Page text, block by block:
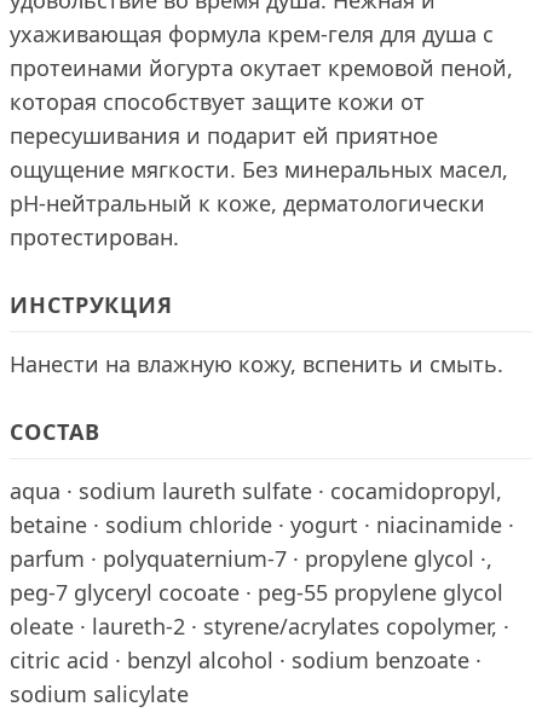
ухаживающая формула крем-геля для душа с
протеинами йогурта окутает кремовой пеной,
которая способствует защите кожи от
пересушивания и подарит ей приятное
ощущение мягкости. Без минеральных масел,
pH-нейтральный к коже, дерматологически
протестирован.
ИНСТРУКЦИЯ
Нанести на влажную кожу, вспенить и смыть.
СОСТАВ
aqua · sodium laureth sulfate · cocamidopropyl,
betaine · sodium chloride · yogurt · niacinamide ·
parfum · polyquaternium-7 · propylene glycol ·,
peg-7 glyceryl cocoate · peg-55 propylene glycol
oleate · laureth-2 · styrene/acrylates copolymer, ·
citric acid · benzyl alcohol · sodium benzoate ·
sodium salicylate